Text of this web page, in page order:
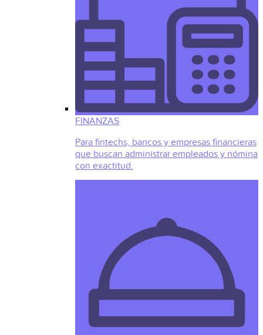
FINANZAS
Para fintechs, bancos y empresas financieras
que buscan administrar empleados y nómina
con exactitud.